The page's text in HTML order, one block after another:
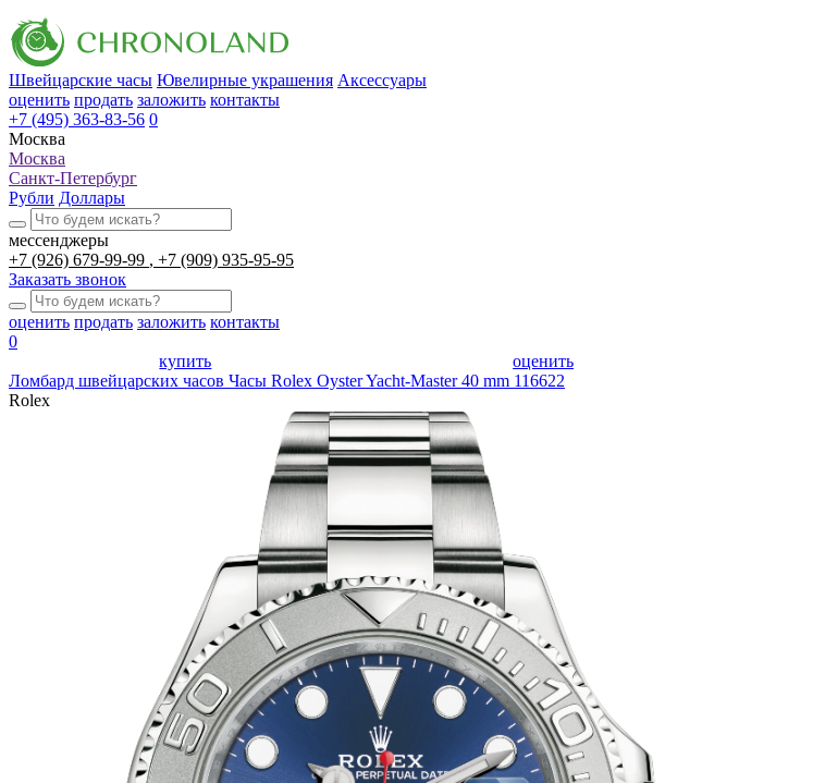
Швейцарские часы Ювелирные украшения Аксессуары
оценить продать заложить контакты
+7 (495) 363-83-56 0
Москва
Москва
Санкт-Петербург
Рубли Доллары
мессенджеры
+7 (926) 679-99-99
+7 (909) 935-95-95
Заказать звонок
оценить продать заложить контакты
0
купить
оценить
Ломбард швейцарских часов Часы Rolex Oyster Yacht-Master 40 mm 116622
Rolex